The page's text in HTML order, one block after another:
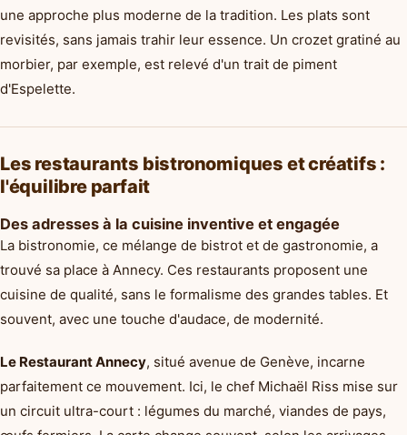
une approche plus moderne de la tradition. Les plats sont
revisités, sans jamais trahir leur essence. Un crozet gratiné au
morbier, par exemple, est relevé d'un trait de piment
d'Espelette.
Les restaurants bistronomiques et créatifs :
l'équilibre parfait
Des adresses à la cuisine inventive et engagée
La bistronomie, ce mélange de bistrot et de gastronomie, a
trouvé sa place à Annecy. Ces restaurants proposent une
cuisine de qualité, sans le formalisme des grandes tables. Et
souvent, avec une touche d'audace, de modernité.
Le Restaurant Annecy, situé avenue de Genève, incarne
parfaitement ce mouvement. Ici, le chef Michaël Riss mise sur
un circuit ultra-court : légumes du marché, viandes de pays,